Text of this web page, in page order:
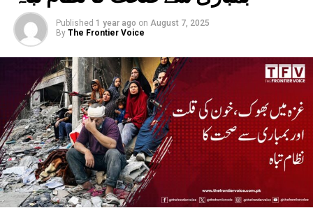
Published 1 year ago on August 7, 2025
By The Frontier Voice